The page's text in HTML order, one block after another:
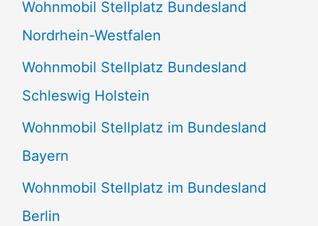
n
a
c
h
:
Wohnmobil Stellplatz Bundesland
Nordrhein-Westfalen
Wohnmobil Stellplatz Bundesland
Schleswig Holstein
Wohnmobil Stellplatz im Bundesland
Bayern
Wohnmobil Stellplatz im Bundesland
Berlin